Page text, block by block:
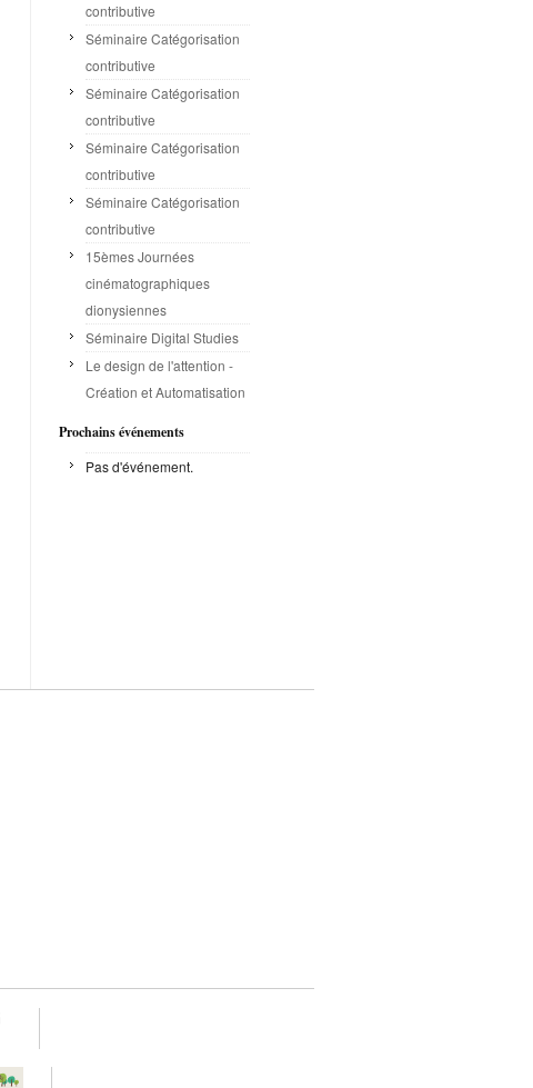
contributive
Séminaire Catégorisation
contributive
Séminaire Catégorisation
contributive
Séminaire Catégorisation
contributive
Séminaire Catégorisation
contributive
15èmes Journées
cinématographiques
dionysiennes
Séminaire Digital Studies
Le design de l'attention -
Création et Automatisation
Prochains événements
Pas d'événement.